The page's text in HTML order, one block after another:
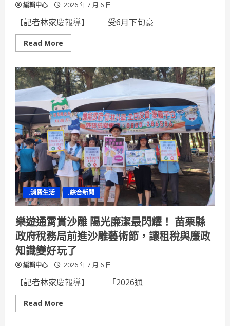
編輯中心 2026 年 7 月 6 日
【記者林家慶報導】 受6月下旬豪
Read More
more
年
6
月
下
旬
豪
雨
災
害
農
損
現
金
救
助
申
請
至
7
月
10
日
止
.消費生活 .綜合新聞
樂遊通霄賞沙雕 陽光廉潔最閃耀！ 苗栗縣
政府稅務局前進沙雕藝術節，讓租稅與廉政
知識變好玩了
編輯中心 2026 年 7 月 6 日
【記者林家慶報導】 「2026通
Read More
more